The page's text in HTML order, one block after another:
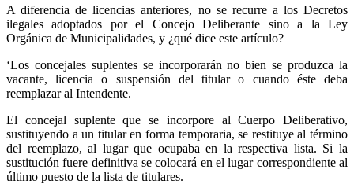
A diferencia de licencias anteriores, no se recurre a los Decretos
ilegales adoptados por el Concejo Deliberante sino a la Ley
Orgánica de Municipalidades, y ¿qué dice este artículo?
‘Los concejales suplentes se incorporarán no bien se produzca la
vacante, licencia o suspensión del titular o cuando éste deba
reemplazar al Intendente.
El concejal suplente que se incorpore al Cuerpo Deliberativo,
sustituyendo a un titular en forma temporaria, se restituye al término
del reemplazo, al lugar que ocupaba en la respectiva lista. Si la
sustitución fuere definitiva se colocará en el lugar correspondiente al
último puesto de la lista de titulares.